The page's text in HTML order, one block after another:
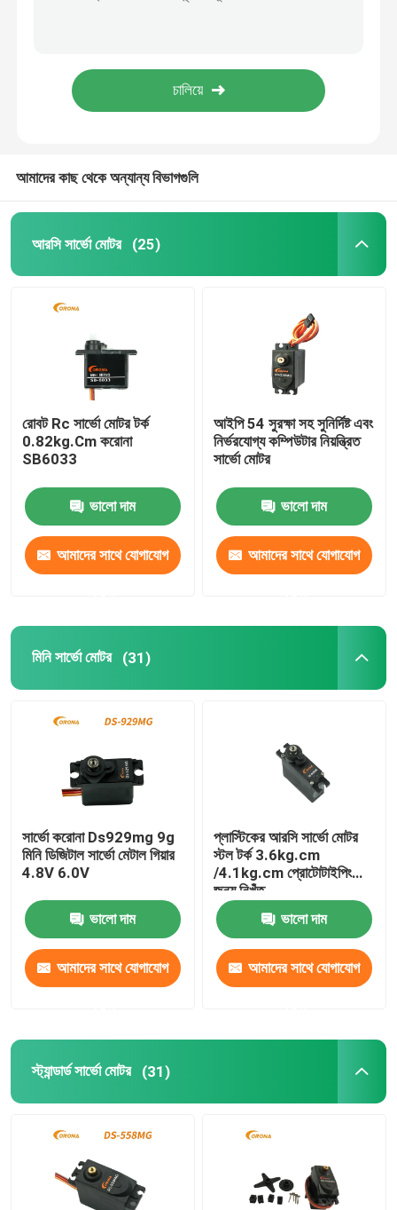
মেটাল গিয়ার সার্ভো
শিল্প সার্ভো মোটর
Futaba 2.4 Ghz দ্রুত রিসিভার
DSSS রিসিভার
2.4 Ghz রিসিভার
আমাদের কাছ থেকে অন্যান্য বিভাগগুলি
আরসি সার্ভো মোটর (25)
রোবট Rc সার্ভো মোটর টর্ক
0.82kg.Cm করোনা
SB6033
ভালো দাম
আমাদের সাথে যোগাযোগ
আইপি 54 সুরক্ষা সহ সুনির্দিষ্ট এবং
নির্ভরযোগ্য কম্পিউটার নিয়ন্ত্রিত
সার্ভো মোটর
ভালো দাম
আমাদের সাথে যোগাযোগ
মিনি সার্ভো মোটর (31)
সার্ভো করোনা Ds929mg 9g
মিনি ডিজিটাল সার্ভো মেটাল গিয়ার
4.8V 6.0V
ভালো দাম
আমাদের সাথে যোগাযোগ
প্লাস্টিকের আরসি সার্ভো মোটর
স্টল টর্ক 3.6kg.cm
/4.1kg.cm প্রোটোটাইপিং
জন্য নিখুঁত
ভালো দাম
আমাদের সাথে যোগাযোগ
স্ট্যান্ডার্ড সার্ভো মোটর (31)